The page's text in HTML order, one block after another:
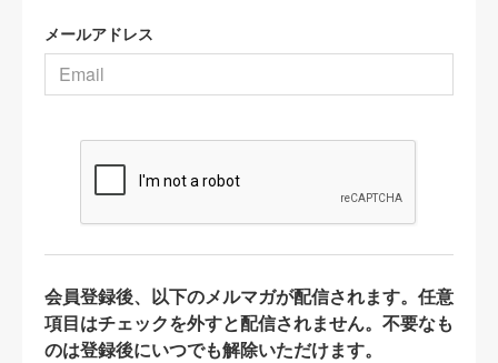
メールアドレス
会員登録後、以下のメルマガが配信されます。任意
項目はチェックを外すと配信されません。不要なも
のは登録後にいつでも解除いただけます。